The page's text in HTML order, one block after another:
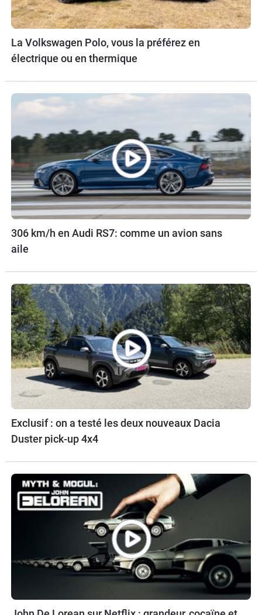
La Volkswagen Polo, vous la préférez en
électrique ou en thermique
306 km/h en Audi RS7: comme un avion sans
aile
Exclusif : on a testé les deux nouveaux Dacia
Duster pick-up 4x4